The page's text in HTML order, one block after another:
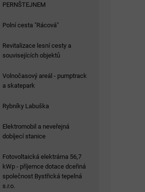
PERNŠTEJNEM
Polní cesta "Rácová"
Revitalizace lesní cesty a
souvisejících objektů
Volnočasový areál - pumptrack
a skatepark
Rybníky Labuška
Elektromobil a neveřejná
dobíjecí stanice
Fotovoltaická elektrárna 56,7
kWp - příjemce dotace dceřiná
společnost Bystřická tepelná
s.r.o.